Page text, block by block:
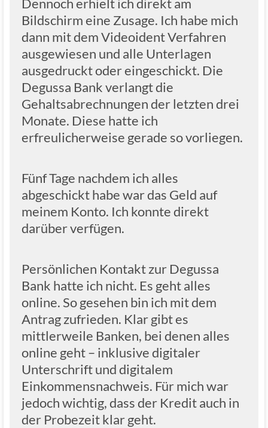
Dennoch erhielt ich direkt am
Bildschirm eine Zusage. Ich habe mich
dann mit dem Videoident Verfahren
ausgewiesen und alle Unterlagen
ausgedruckt oder eingeschickt. Die
Degussa Bank verlangt die
Gehaltsabrechnungen der letzten drei
Monate. Diese hatte ich
erfreulicherweise gerade so vorliegen.
Fünf Tage nachdem ich alles
abgeschickt habe war das Geld auf
meinem Konto. Ich konnte direkt
darüber verfügen.
Persönlichen Kontakt zur Degussa
Bank hatte ich nicht. Es geht alles
online. So gesehen bin ich mit dem
Antrag zufrieden. Klar gibt es
mittlerweile Banken, bei denen alles
online geht – inklusive digitaler
Unterschrift und digitalem
Einkommensnachweis. Für mich war
jedoch wichtig, dass der Kredit auch in
der Probezeit klar geht.